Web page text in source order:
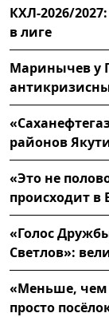
КХЛ-2026/
в лиге
Маринычев у
районов
«Это не
происходит в
«Голос
Светлов»:
«Меньше, чем
просто